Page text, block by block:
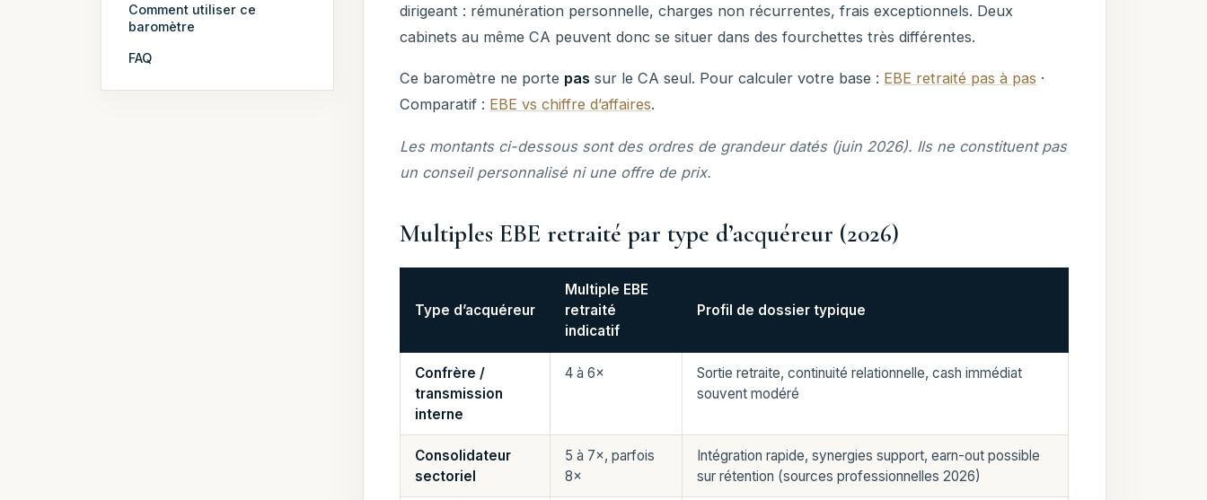
Comment utiliser ce
baromètre
FAQ
dirigeant : rémunération personnelle, charges non récurrentes, frais exceptionnels. Deux
cabinets au même CA peuvent donc se situer dans des fourchettes très différentes.
Ce baromètre ne porte pas sur le CA seul. Pour calculer votre base : EBE retraité pas à pas ·
Comparatif : EBE vs chiffre d’affaires.
Les montants ci-dessous sont des ordres de grandeur datés (juin 2026). Ils ne constituent pas
un conseil personnalisé ni une offre de prix.
Multiples EBE retraité par type d’acquéreur (2026)
Type d’acquéreur
Multiple EBE
retraité
indicatif
Profil de dossier typique
Confrère /
transmission
interne
4 à 6×
Sortie retraite, continuité relationnelle, cash immédiat
souvent modéré
Consolidateur
sectoriel
5 à 7×, parfois
8×
Intégration rapide, synergies support, earn-out possible
sur rétention (sources professionnelles 2026)